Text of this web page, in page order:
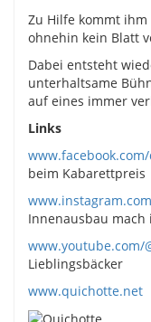
Zu Hilfe kommt
ohnehin kein Blatt
Dabei entsteht
unterhaltsame
auf eines immer
Links
beim Kabarettpreis
Innenausbau mach
www.youtube.com/
Lieblingsbäcker
www.quichotte.net